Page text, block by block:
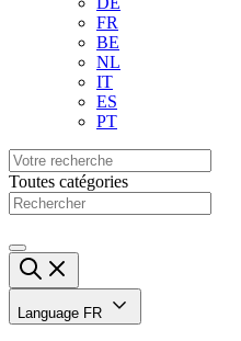
FR
BE
NL
IT
ES
PT
Toutes catégories
Language FR